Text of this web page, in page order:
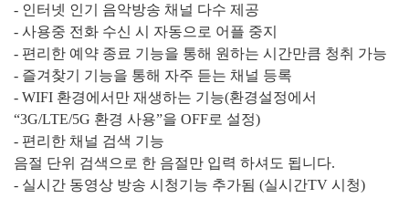
- 인터넷 인기 음악방송 채널 다수 제공
- 사용중 전화 수신 시 자동으로 어플 중지
- 편리한 예약 종료 기능을 통해 원하는 시간만큼 청취 가능
- 즐겨찾기 기능을 통해 자주 듣는 채널 등록
- WIFI 환경에서만 재생하는 기능(환경설정에서
“3G/LTE/5G 환경 사용”을 OFF로 설정)
- 편리한 채널 검색 기능
음절 단위 검색으로 한 음절만 입력 하셔도 됩니다.
- 실시간 동영상 방송 시청기능 추가됨 (실시간TV 시청)